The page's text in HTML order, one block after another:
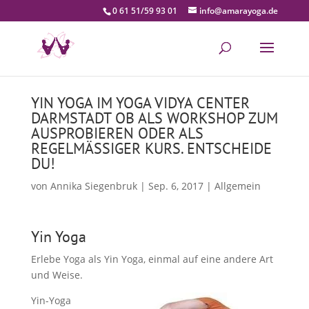
0 61 51/59 93 01 info@amarayoga.de
YIN YOGA IM YOGA VIDYA CENTER
DARMSTADT OB ALS WORKSHOP ZUM
AUSPROBIEREN ODER ALS
REGELMÄSSIGER KURS. ENTSCHEIDE D
U!
von Annika Siegenbruk| Sep. 6, 2017| Allgemein
Yin Yoga
Erlebe Yoga als Yin Yoga, einmal auf eine andere Art
und Weise.
Yin-Yoga